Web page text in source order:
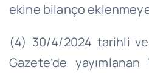
ekine bilanço
(4) 30/4/2024 tarihli ve
Gazete’de